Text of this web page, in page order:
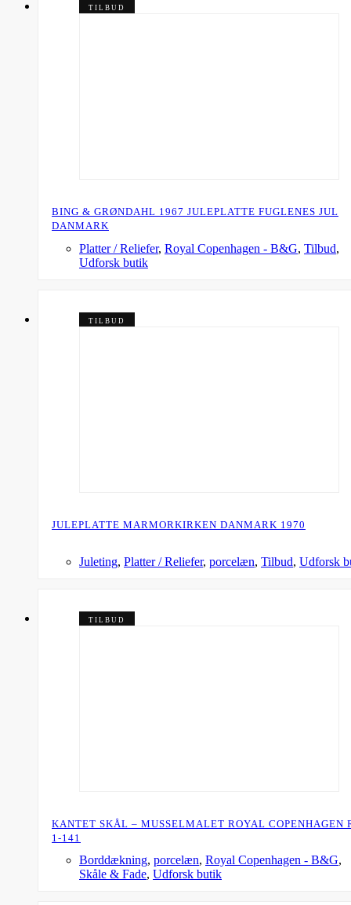
TILBUD
BING & GRØNDAHL 1967 JULEPLATTE FUGLENES JUL
DANMARK
Platter / Reliefer, Royal Copenhagen - B&G, Tilbud,
Udforsk butik
TILBUD
JULEPLATTE MARMORKIRKEN DANMARK 1970
Juleting, Platter / Reliefer, porcelæn, Tilbud, Udforsk
TILBUD
KANTET SKÅL – MUSSELMALET ROYAL COPENHAGEN
1-141
Borddækning, porcelæn, Royal Copenhagen - B&G,
Skåle & Fade, Udforsk butik